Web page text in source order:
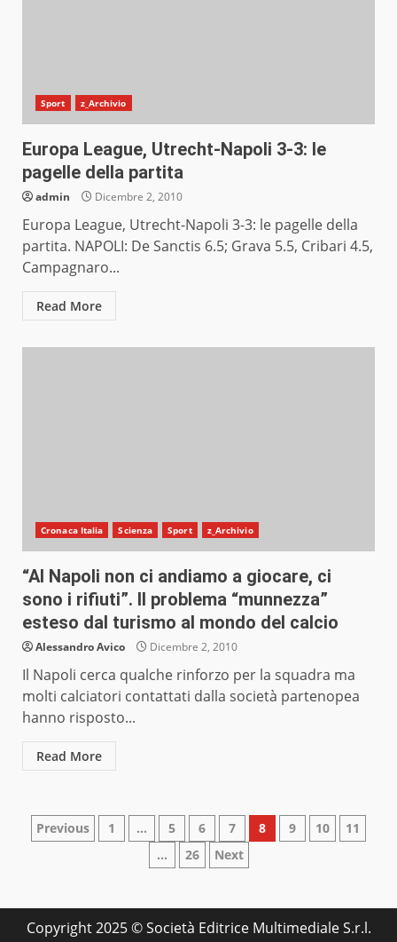
Sport z_Archivio
Europa League, Utrecht-Napoli 3-3: le
pagelle della partita
admin Dicembre 2, 2010
Europa League, Utrecht-Napoli 3-3: le pagelle della
partita. NAPOLI: De Sanctis 6.5; Grava 5.5, Cribari 4.5,
Campagnaro...
Read More
Cronaca Italia Scienza Sport z_Archivio
“Al Napoli non ci andiamo a giocare, ci
sono i rifiuti”. Il problema “munnezza”
esteso dal turismo al mondo del calcio
Alessandro Avico Dicembre 2, 2010
Il Napoli cerca qualche rinforzo per la squadra ma
molti calciatori contattati dalla società partenopea
hanno risposto...
Read More
Paginazione
articoli
Previous 1 … 5 6 7 8 9 10
11
…
26 Next
Copyright 2025 © Società Editrice Multimediale S.r.l.